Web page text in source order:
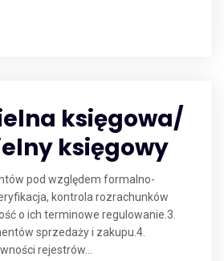
księgowa/
księgowy
pod względem formalno-
kontrola rozrachunków
o ich terminowe regulowanie.3.
sprzedaży i zakupu.4.
rejestrów...